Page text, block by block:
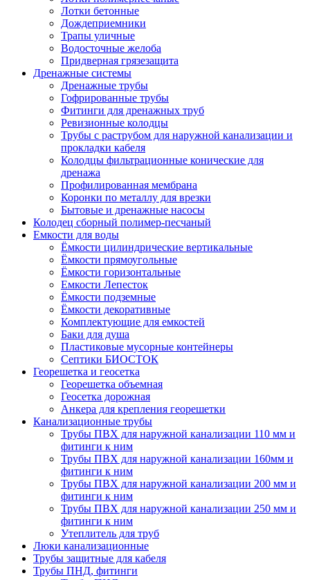
Лотки бетонные
Дождеприемники
Трапы уличные
Водосточные желоба
Придверная грязезащита
Дренажные системы
Дренажные трубы
Гофрированные трубы
Фитинги для дренажных труб
Ревизионные колодцы
Трубы с раструбом для наружной канализации и
прокладки кабеля
Колодцы фильтрационные конические для
дренажа
Профилированная мембрана
Коронки по металлу для врезки
Бытовые и дренажные насосы
Колодец сборный полимер-песчаный
Емкости для воды
Ёмкости цилиндрические вертикальные
Ёмкости прямоугольные
Ёмкости горизонтальные
Емкости Лепесток
Ёмкости подземные
Ёмкости декоративные
Комплектующие для емкостей
Баки для душа
Пластиковые мусорные контейнеры
Септики БИОСТОК
Георешетка и геосетка
Георешетка объемная
Геосетка дорожная
Анкера для крепления георешетки
Канализационные трубы
Трубы ПВХ для наружной канализации 110 мм и
фитинги к ним
Трубы ПВХ для наружной канализации 160мм и
фитинги к ним
Трубы ПВХ для наружной канализации 200 мм и
фитинги к ним
Трубы ПВХ для наружной канализации 250 мм и
фитинги к ним
Утеплитель для труб
Люки канализационные
Трубы защитные для кабеля
Трубы ПНД, фитинги